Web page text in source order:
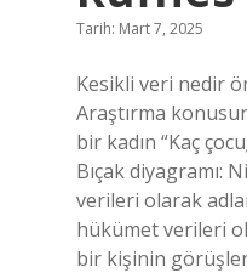
Tarih: Mart 7, 2025
Kesikli veri nedir
Araştırma
bir kadın “Kaç
Bıçak diyagramı:
verileri olarak
hükümet verileri
bir kişinin